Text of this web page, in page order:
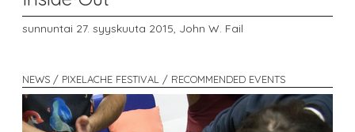
sunnuntai 27. syyskuuta 2015, John W. Fail
NEWS / PIXELACHE FESTIVAL / RECOMMENDED EVENTS